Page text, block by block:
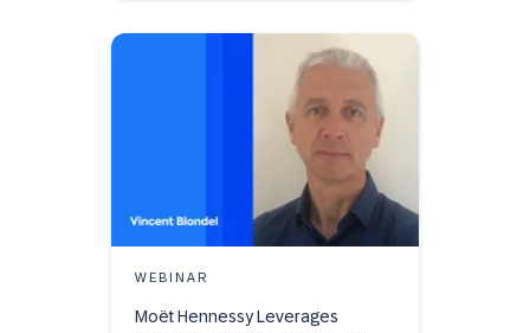
WEBINAR
Moët Hennessy Leverages